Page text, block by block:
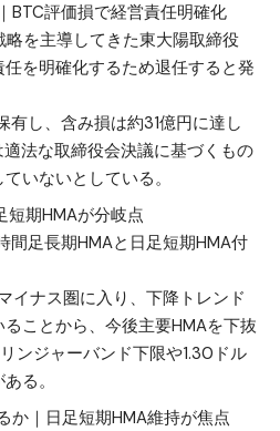
BTC評価損で経営責任明確化
を主導してきた東大陽取締役
を明確化するため退任すると発
有し、含み損は約31億円に達し
法な取締役会決議に基づくもの
いないとしている。
短期HMAが分岐点
間足長期HMAと日足短期HMA付
イナス圏に入り、下降トレンド
ことから、今後主要HMAを下抜
ンジャーバンド下限や1.30ドル
る。
か｜日足短期HMA維持が焦点